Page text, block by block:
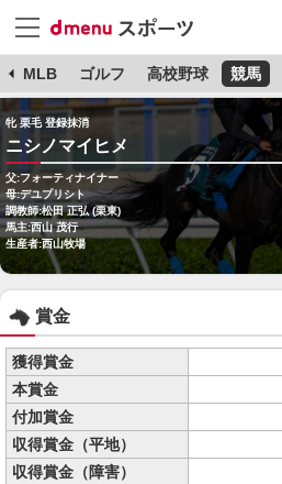
MLB ゴルフ 高校野球 競馬
牝 栗毛 登録抹消
ニシノマイヒメ
父:フォーティナイナー
母:デユプリシト
調教師:松田 正弘 (栗東)
馬主:西山 茂行
生産者:西山牧場
賞金
獲得賞金
本賞金
付加賞金
収得賞金（平地）
収得賞金（障害）